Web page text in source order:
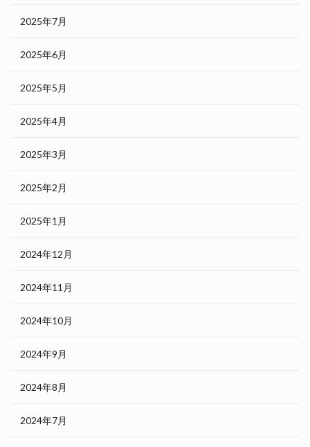
2025年7月
2025年6月
2025年5月
2025年4月
2025年3月
2025年2月
2025年1月
2024年12月
2024年11月
2024年10月
2024年9月
2024年8月
2024年7月